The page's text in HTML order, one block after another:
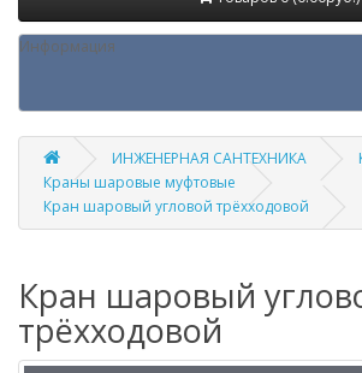
Информация
ИНЖЕНЕРНАЯ САНТЕХНИКА
Краны шаровые муфтовые
Кран шаровый угловой трёхходовой
Кран шаровый
трёхходовой